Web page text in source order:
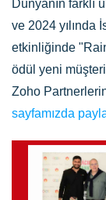
Dünyanın farklı
ve 2024 yılında
etkinliğinde
ödül yeni
Zoho
sayfamızda